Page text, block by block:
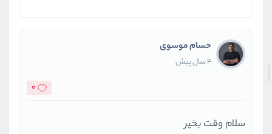
حسام موسوی
4 سال پیش
0
سلام وقت بخیر